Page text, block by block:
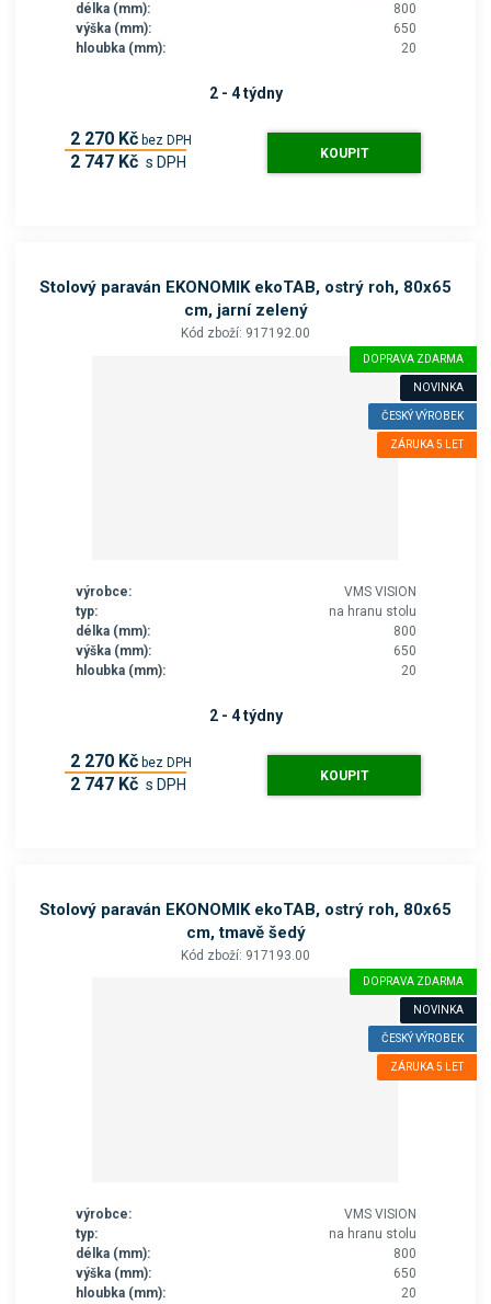
délka (mm):
800
výška (mm):
650
hloubka (mm):
20
2 - 4 týdny
2 270 Kč bez DPH
2 747 Kč s DPH KOUPIT
Stolový paraván EKONOMIK ekoTAB, ostrý roh, 80x65
cm, jarní zelený
Kód zboží: 917192.00
DOPRAVA ZDARMA
NOVINKA
ČESKÝ VÝROBEK
ZÁRUKA 5 LET
výrobce:
VMS VISION
typ:
na hranu stolu
délka (mm):
800
výška (mm):
650
hloubka (mm):
20
2 - 4 týdny
2 270 Kč bez DPH
2 747 Kč s DPH KOUPIT
Stolový paraván EKONOMIK ekoTAB, ostrý roh, 80x65
cm, tmavě šedý
Kód zboží: 917193.00
DOPRAVA ZDARMA
NOVINKA
ČESKÝ VÝROBEK
ZÁRUKA 5 LET
výrobce:
VMS VISION
typ:
na hranu stolu
délka (mm):
800
výška (mm):
650
hloubka (mm):
20